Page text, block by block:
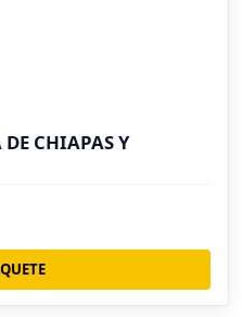
CHIAPAS Y